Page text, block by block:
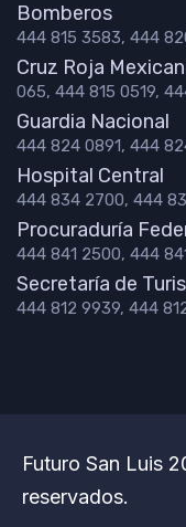
Bomberos
444 815 3583, 444
Cruz Roja
065, 444 815 0519,
Guardia Nacional
444 824 0891, 444
Hospital Central
444 834 2700, 444
Procuraduría
444 841 2500, 444
Secretaría de
444 812 9939, 444
Futuro San Luis
reservados.